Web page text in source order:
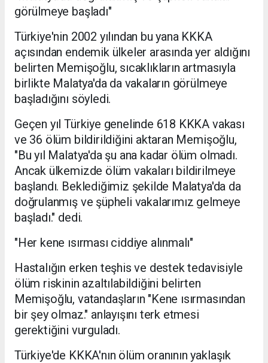
görülmeye başladı"
Türkiye'nin 2002 yılından bu yana KKKA
açısından endemik ülkeler arasında yer aldığını
belirten Memişoğlu, sıcaklıkların artmasıyla
birlikte Malatya'da da vakaların görülmeye
başladığını söyledi.
Geçen yıl Türkiye genelinde 618 KKKA vakası
ve 36 ölüm bildirildiğini aktaran Memişoğlu,
"Bu yıl Malatya'da şu ana kadar ölüm olmadı.
Ancak ülkemizde ölüm vakaları bildirilmeye
başlandı. Beklediğimiz şekilde Malatya'da da
doğrulanmış ve şüpheli vakalarımız gelmeye
başladı." dedi.
"Her kene ısırması ciddiye alınmalı"
Hastalığın erken teşhis ve destek tedavisiyle
ölüm riskinin azaltılabildiğini belirten
Memişoğlu, vatandaşların "Kene ısırmasından
bir şey olmaz." anlayışını terk etmesi
gerektiğini vurguladı.
Türkiye'de KKKA'nın ölüm oranının yaklaşık